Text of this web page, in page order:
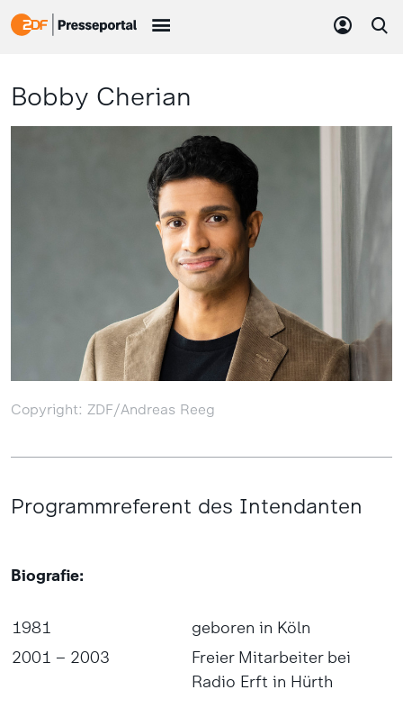
Bobby Cherian
Copyright: ZDF/Andreas Reeg
Programmreferent des Intendanten
Biografie:
1981
geboren in Köln
2001 – 2003
Freier Mitarbeiter bei
Radio Erft in Hürth